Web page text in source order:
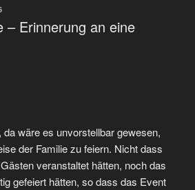
– Erinnerung an eine
da wäre es unvorstellbar gewesen,
der Familie zu feiern. Nicht dass
veranstaltet hätten, noch das
gefeiert hätten, so dass das Event